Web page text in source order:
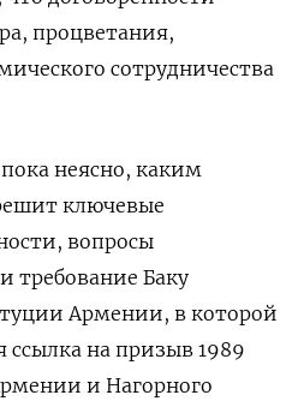
процветания,
сотрудничества
неясно, каким
ключевые
вопросы
требование Баку
Армении, в которой
ссылка на призыв 1989
и Нагорного